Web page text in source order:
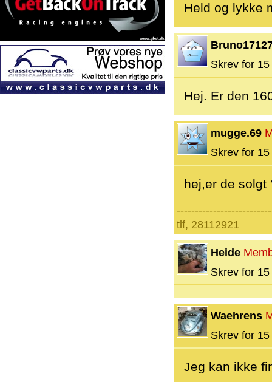
Held og lykke
Skrev for
Hej. Er den
mugge.69
Skrev for
hej,er de solgt
tlf, 28112921
Heide
Skrev for
Waehrens
Skrev for
Jeg kan ikke